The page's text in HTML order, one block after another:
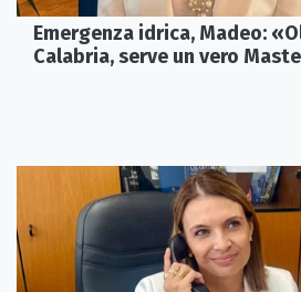
Emergenza idrica, Madeo:
Calabria, serve un vero